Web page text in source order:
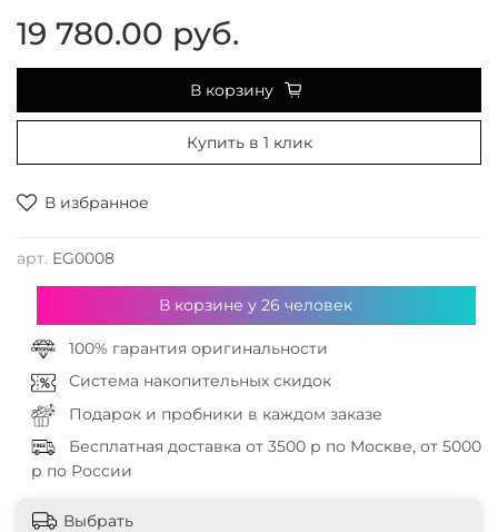
В избранное
арт. EG0008
19 780.00 руб.
В корзину
Купить в 1 клик
В корзине у26 человек
100% гарантия оригинальности
Система накопительных скидок
Подарок и пробники в каждом заказе
Бесплатная доставка от 3500 р по Москве, от 5000
р по России
Выбрать